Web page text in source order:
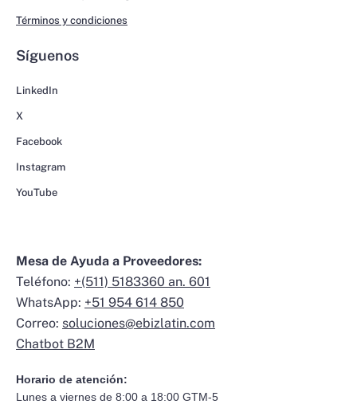
Términos y condiciones
Síguenos
LinkedIn
X
Facebook
Instagram
YouTube
Mesa de Ayuda a Proveedores:
Teléfono: +(511) 5183360 an. 601
WhatsApp: +51 954 614 850
Correo: soluciones@ebizlatin.com
Chatbot B2M
Horario de atención:
Lunes a viernes de 8:00 a 18:00 GTM-5